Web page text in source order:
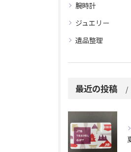
腕時計
ジュエリー
遺品整理
最近の投稿